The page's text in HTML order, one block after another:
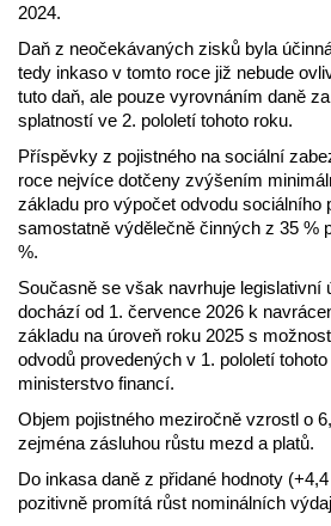
2024.
Daň z neočekávaných zisků byla
tedy inkaso v tomto roce již nebude
tuto daň, ale pouze vyrovnáním daně
splatností ve 2. pololetí tohoto roku.
Příspěvky z pojistného na sociální
roce nejvíce dotčeny zvýšením
základu pro výpočet odvodu sociálního
samostatně výdělečně činných z 35 %
%.
Současně se však navrhuje legislativní
dochází od 1. července 2026 k
základu na úroveň roku 2025 s
odvodů provedených v 1. pololetí
ministerstvo financí.
Objem pojistného meziročně vzrostl o
zejména zásluhou růstu mezd a platů.
Do inkasa daně z přidané hodnoty
pozitivně promítá růst nominálních